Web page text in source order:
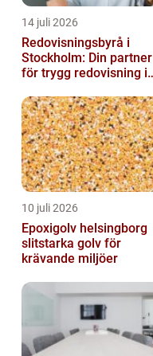
14 juli 2026
Redovisningsbyrå i
Stockholm: Din partner
för trygg redovisning i
10 juli 2026
Epoxigolv helsingborg
slitstarka golv för
krävande miljöer